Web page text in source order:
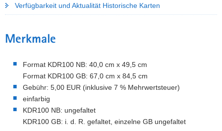
Verfügbarkeit und Aktualität Historische Karten
Merkmale
Format KDR100 NB: 40,0 cm x 49,5 cm
Format KDR100 GB: 67,0 cm x 84,5 cm
Gebühr: 5,00 EUR (inklusive 7 % Mehrwertsteuer)
einfarbig
KDR100 NB: ungefaltet
KDR100 GB: i. d. R. gefaltet, einzelne GB ungefaltet